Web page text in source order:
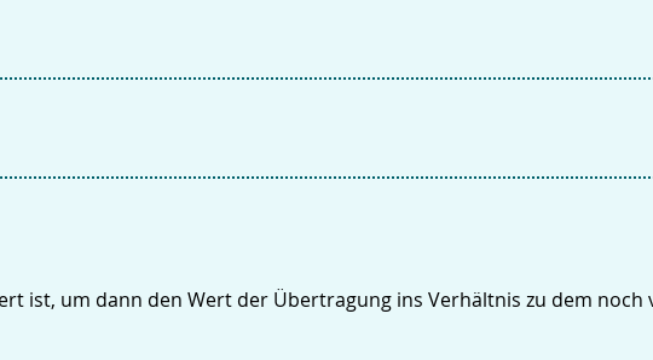
ist, um dann den Wert der Übertragung ins Verhältnis zu dem